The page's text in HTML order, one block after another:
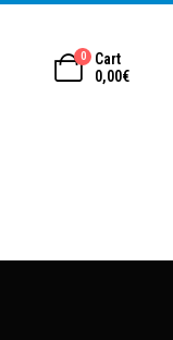
0
Cart
0,00€